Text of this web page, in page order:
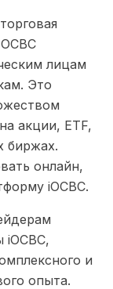
лицам
Это
акции, ETF,
биржах.
онлайн,
iOCBC.
и
опыта.